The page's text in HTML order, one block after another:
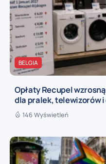
BELGIA
Opłaty Recupel
dla pralek, telewizorów
146 Wyświetleń